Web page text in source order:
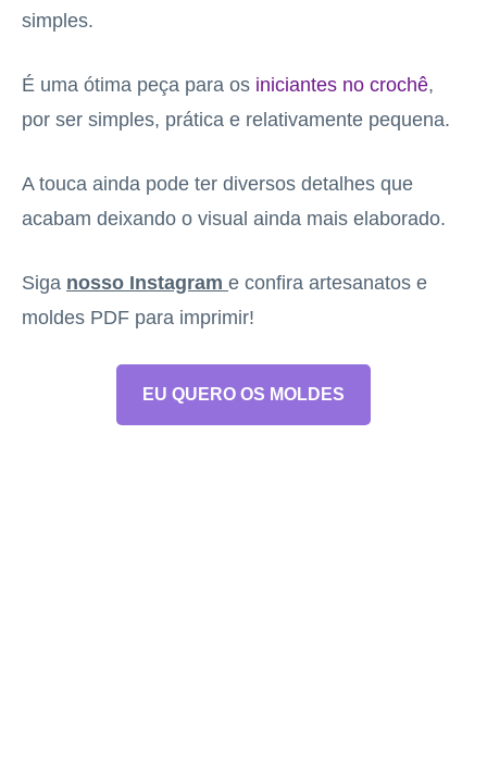
simples.
É uma ótima peça para os iniciantes no crochê,
por ser simples, prática e relativamente pequena.
A touca ainda pode ter diversos detalhes que
acabam deixando o visual ainda mais elaborado.
Siga nosso Instagram e confira artesanatos e
moldes PDF para imprimir!
EU QUERO OS MOLDES